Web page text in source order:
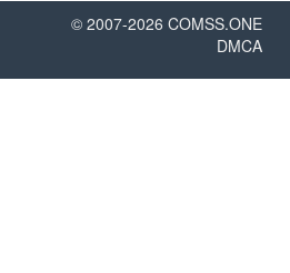
© 2007-2026 COMSS.ONE
DMCA